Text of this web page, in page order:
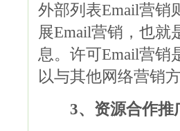
外部列表Email营销
展Email营销，也
息。许可Email营销
以与其他网络营销
3、资源合作推